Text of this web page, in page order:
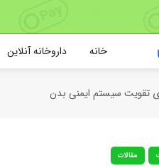
خانه داروخانه آنلاین
تقویت سیستم ایمنی بدن
مقالات